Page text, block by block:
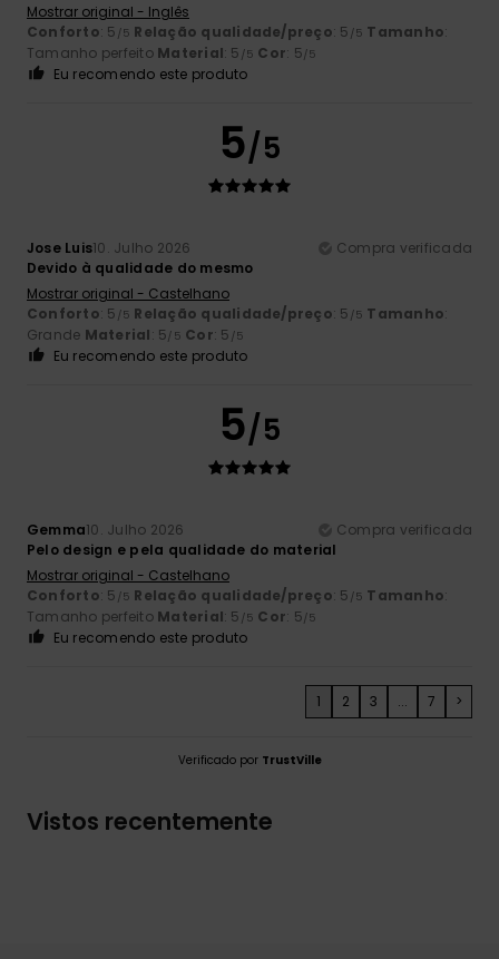
Mostrar original - Inglês
Conforto: 5 /5 Relação qualidade/preço: 5 /5 Tamanho:
Tamanho perfeito Material: 5 /5 Cor: 5 /5
Eu recomendo este produto
5/5
Jose Luis10. Julho 2026
Compra verificada
Devido à qualidade do mesmo
Mostrar original - Castelhano
Conforto: 5 /5 Relação qualidade/preço: 5 /5 Tamanho:
Grande Material: 5 /5 Cor: 5 /5
Eu recomendo este produto
5/5
Gemma10. Julho 2026
Compra verificada
Pelo design e pela qualidade do material
Mostrar original - Castelhano
Conforto: 5 /5 Relação qualidade/preço: 5 /5 Tamanho:
Tamanho perfeito Material: 5 /5 Cor: 5 /5
Eu recomendo este produto
1 2 3 ... 7 >
Verificado por TrustVille
Vistos recentemente